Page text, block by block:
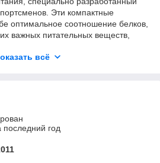
Эти компактные
оптимальное соотношение белков,
важных питательных веществ,
целей. В интернет-магазине
повышения выносливости,
веса, а также натуральные и
отобран по критериям качества,
всё
год